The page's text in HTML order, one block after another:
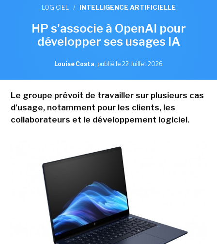
LOGICIEL / INTELLIGENCE ARTIFICIELLE
HP s'associe à OpenAI pour
développer ses usages IA
Louise Costa, publié le 22 Juillet 2026
Le groupe prévoit de travailler sur plusieurs cas
d'usage, notamment pour les clients, les
collaborateurs et le développement logiciel.